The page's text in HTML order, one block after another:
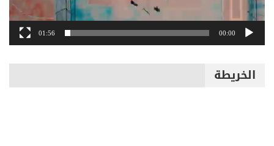
00:00
01:56
الخريطة